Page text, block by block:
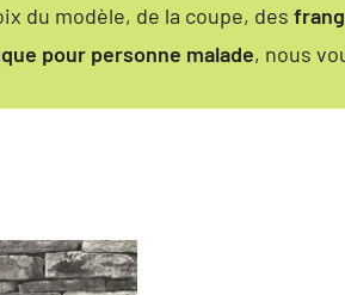
du modèle, de la coupe, des
pour personne malade, nous